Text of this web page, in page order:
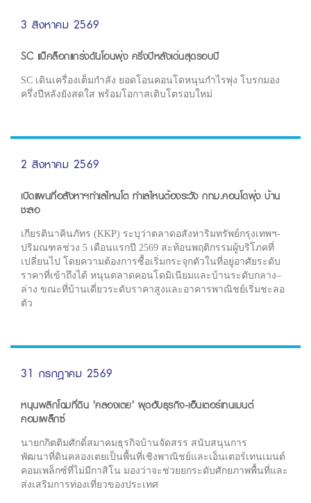
3 สิงหาคม 2569
SC แบ็คล็อกแกร่งดันโอนพุ่ง ครึ่งปีหลังเด่นสุดรอบปี
SC เดินเครื่องเต็มกำลัง ยอดโอนคอนโดหนุนกำไรพุ่ง โบรกมอง
ครึ่งปีหลังยังสดใส พร้อมโอกาสเติบโตรอบใหม่
2 สิงหาคม 2569
เปิดแผนที่อสังหาฯทำเลไหนโต ทำเลไหนต้องระวัง กทม.คอนโดพุ่ง บ้าน
ชะลอ
เกียรตินาคินภัทร (KKP) ระบุว่าตลาดอสังหาริมทรัพย์กรุงเทพฯ-
ปริมณฑลช่วง 5 เดือนแรกปี 2569 สะท้อนพฤติกรรมผู้บริโภคที่
เปลี่ยนไป โดยความต้องการซื้อเริ่มกระจุกตัวในที่อยู่อาศัยระดับ
ราคาที่เข้าถึงได้ หนุนตลาดคอนโดมิเนียมและบ้านระดับกลาง–
ล่าง ขณะที่บ้านเดี่ยวระดับราคาสูงและอาคารพาณิชย์เริ่มชะลอ
ตัว
31 กรกฎาคม 2569
หนุนพลิกโฉมที่ดิน 'คลองเตย' ผุดฮับธุรกิจ-เอ็นเตอร์เทนเมนต์
คอมเพล็กซ์
นายกกิตติมศักดิ์สมาคมธุรกิจบ้านจัดสรร สนับสนุนการ
พัฒนาที่ดินคลองเตยเป็นพื้นที่เชิงพาณิชย์และเอ็นเตอร์เทนเมนต์
คอมเพล็กซ์ที่ไม่มีกาสิโน มองว่าจะช่วยยกระดับศักยภาพพื้นที่และ
ส่งเสริมการท่องเที่ยวของประเทศ